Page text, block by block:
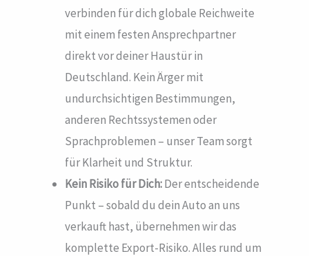
verbinden für dich globale Reichweite
mit einem festen Ansprechpartner
direkt vor deiner Haustür in
Deutschland. Kein Ärger mit
undurchsichtigen Bestimmungen,
anderen Rechtssystemen oder
Sprachproblemen – unser Team sorgt
für Klarheit und Struktur.
Kein Risiko für Dich:Der entscheidende
Punkt – sobald du dein Auto an uns
verkauft hast, übernehmen wir das
komplette Export-Risiko. Alles rund um